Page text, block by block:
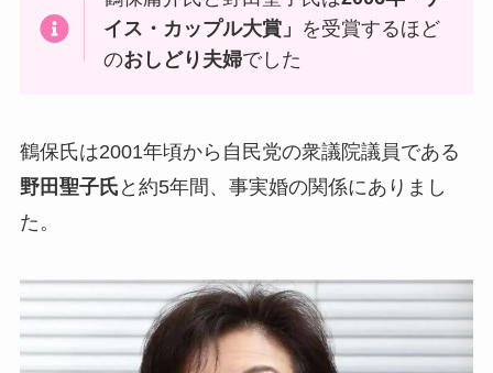
イス・カップル大賞」 を受賞するほど
のおしどり夫婦でした
鶴保氏は2001年頃から自民党の衆議院議員である
野田聖子氏 と約5年間、事実婚の関係にありまし
た。